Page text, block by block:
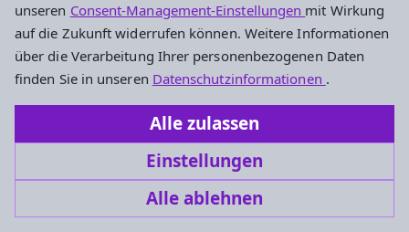
unseren Consent-Management-Einstellungen mit Wirkung
auf die Zukunft widerrufen können. Weitere Informationen
über die Verarbeitung Ihrer personenbezogenen Daten
finden Sie in unseren Datenschutzinformationen .
Alle zulassen
Einstellungen
Alle ablehnen
Aarstraße 44
65232 Taunusstein
Tel. 06128-48 88 27
oeffentlichkeitsarbeit.rt@ekhn.de